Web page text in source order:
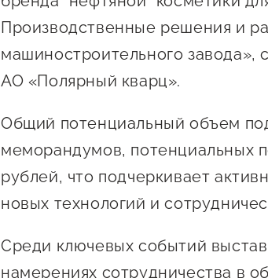
Производственные решения и
машиностроительного завода»,
АО «Полярный кварц».
Общий потенциальный объем
меморандумов, потенциальных
рублей, что подчеркивает
новых технологий и
Среди ключевых событий
намерениях сотрудничества в